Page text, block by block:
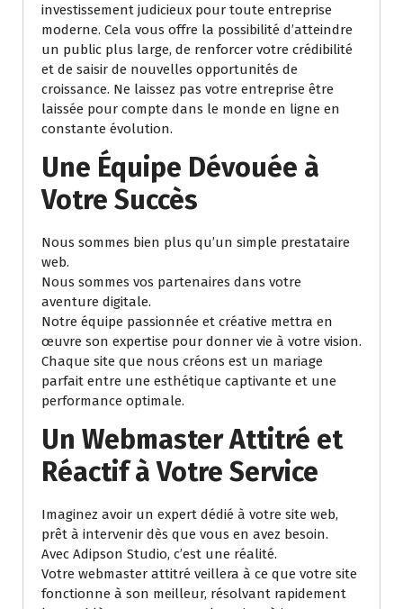
investissement judicieux pour toute entreprise
moderne. Cela vous offre la possibilité d’atteindre
un public plus large, de renforcer votre crédibilité
et de saisir de nouvelles opportunités de
croissance. Ne laissez pas votre entreprise être
laissée pour compte dans le monde en ligne en
constante évolution.
Une Équipe Dévouée à
Votre Succès
Nous sommes bien plus qu’un simple prestataire
web.
Nous sommes vos partenaires dans votre
aventure digitale.
Notre équipe passionnée et créative mettra en
œuvre son expertise pour donner vie à votre vision.
Chaque site que nous créons est un mariage
parfait entre une esthétique captivante et une
performance optimale.
Un Webmaster Attitré et
Réactif à Votre Service
Imaginez avoir un expert dédié à votre site web,
prêt à intervenir dès que vous en avez besoin.
Avec Adipson Studio, c’est une réalité.
Votre webmaster attitré veillera à ce que votre site
fonctionne à son meilleur, résolvant rapidement